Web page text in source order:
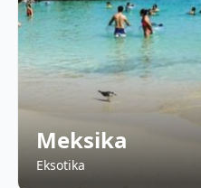
Meksika
Eksotika